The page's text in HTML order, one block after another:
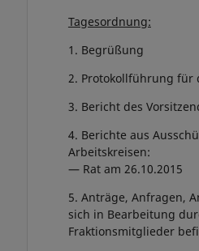
Tagesordnung:
1. Begrüßung
2. Protokollführung für
3. Bericht des
4. Berichte aus
Arbeitskreisen:
— Rat am 26.10.2015
5. Anträge, Anfragen,
sich in Bearbeitung
Fraktionsmitglieder